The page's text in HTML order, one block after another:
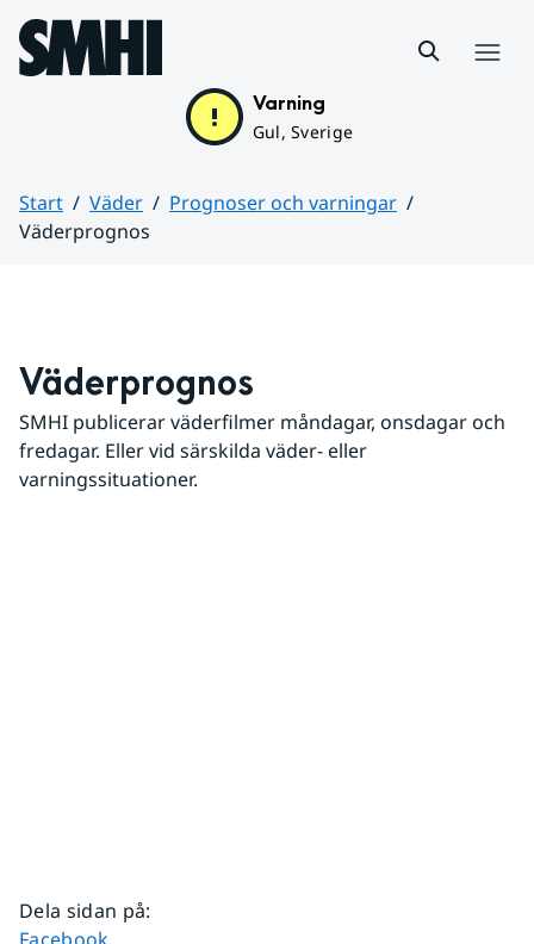
Hoppa till sidans innehåll
Varning
Gul, Sverige
Start Väder
Prognoser och varningar
Väderprognos
Väderprognos
SMHI publicerar väderfilmer måndagar, onsdagar och
fredagar. Eller vid särskilda väder- eller
varningssituationer.
Dela sidan på:
Dela sidan på